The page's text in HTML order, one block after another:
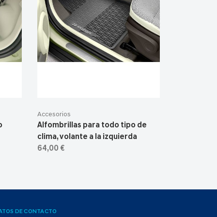
Accesorios
Alfombrillas para todo tipo de
clima, volante a la izquierda
64,00 €
DE CONTACTO